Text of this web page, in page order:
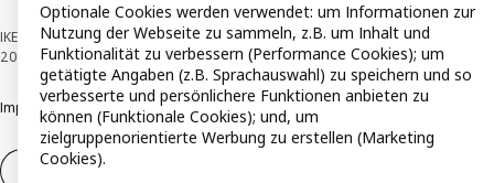
IKEA Österreich - Südring, 2334 Vösendorf © Inter IKEA Systems B.V. 1999-
2026
Impressum DatenschutzerklärungCookie RichtlinieResponsible Disclosure
Widerruf / Rückgabe
Optionale Cookies werden verwendet: um Informationen zur
Nutzung der Webseite zu sammeln, z.B. um Inhalt und
Funktionalität zu verbessern (Performance Cookies); um
getätigte Angaben (z.B. Sprachauswahl) zu speichern und so
verbesserte und persönlichere Funktionen anbieten zu
können (Funktionale Cookies); und, um
zielgruppenorientierte Werbung zu erstellen (Marketing
Cookies).